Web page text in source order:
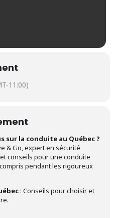
11:00)
sur la conduite au Québec ?
& Go, expert en sécurité
conseils pour une conduite
pendant les rigoureux
: Conseils pour choisir et